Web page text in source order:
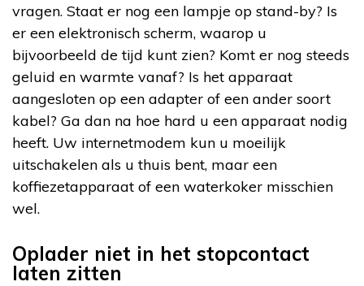
vragen. Staat er nog een lampje op stand-by? Is
er een elektronisch scherm, waarop u
bijvoorbeeld de tijd kunt zien? Komt er nog steeds
geluid en warmte vanaf? Is het apparaat
aangesloten op een adapter of een ander soort
kabel? Ga dan na hoe hard u een apparaat nodig
heeft. Uw internetmodem kun u moeilijk
uitschakelen als u thuis bent, maar een
koffiezetapparaat of een waterkoker misschien
wel.
Oplader niet in het stopcontact
laten zitten